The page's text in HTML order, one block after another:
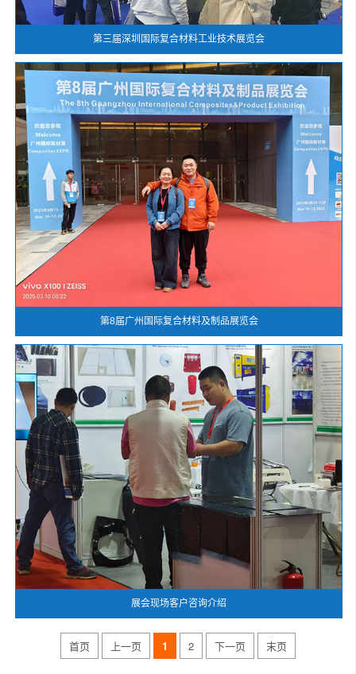
第三届深圳国际复合材料工业技术展览会
第8届广州国际复合材料及制品展览会
展会现场客户咨询介绍
首页 上一页 1 2 下一页 末页